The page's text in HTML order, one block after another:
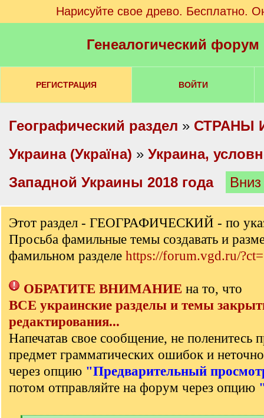
Нарисуйте свое древо. Бесплатно.
Генеалогический
РЕГИСТРАЦИЯ ВОЙТИ
Географический раздел » СТРАНЫ
Украина (Україна) » Украина,
Западной Украины 2018 года
Этот раздел - ГЕОГРАФИЧЕСКИЙ - по
Просьба фамильные темы создавать и
фамильном разделе https://forum.vgd.ru/
ОБРАТИТЕ ВНИМАНИЕ на то, что
ВСЕ украинские разделы и темы
редактирования...
Напечатав свое сообщение, не поленитесь
предмет грамматических ошибок и
через опцию "Предварительный
потом отправляйте на форум через опцию